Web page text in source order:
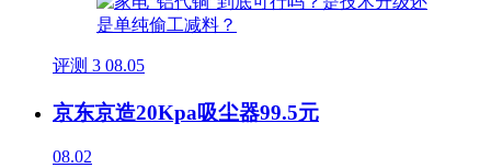
评测 3 08.05
京东京造20Kpa吸尘器99.5元
08.02